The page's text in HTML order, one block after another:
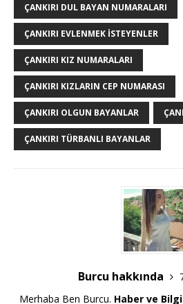
ÇANKIRI DUL BAYAN NUMARALARI
ÇANKIRI EVLENMEK ISTEYENLER
ÇANKIRI KIZ NUMARALARI
ÇANKIRI KIZLARIN CEP NUMARASI
ÇANKIRI OLGUN BAYANLAR
ÇANKIRI TÜRBANLI BAYANLAR
Burcu hakkında
Merhaba Ben Burcu. Haber ve